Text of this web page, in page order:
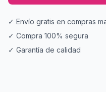
✓ Envío gratis en compras
✓ Compra 100% segura
✓ Garantía de calidad